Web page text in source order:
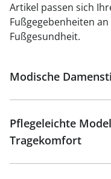
Artikel passen sich
Fußgegebenheiten
Fußgesundheit.
Modische
Pflegeleichte
Tragekomfort